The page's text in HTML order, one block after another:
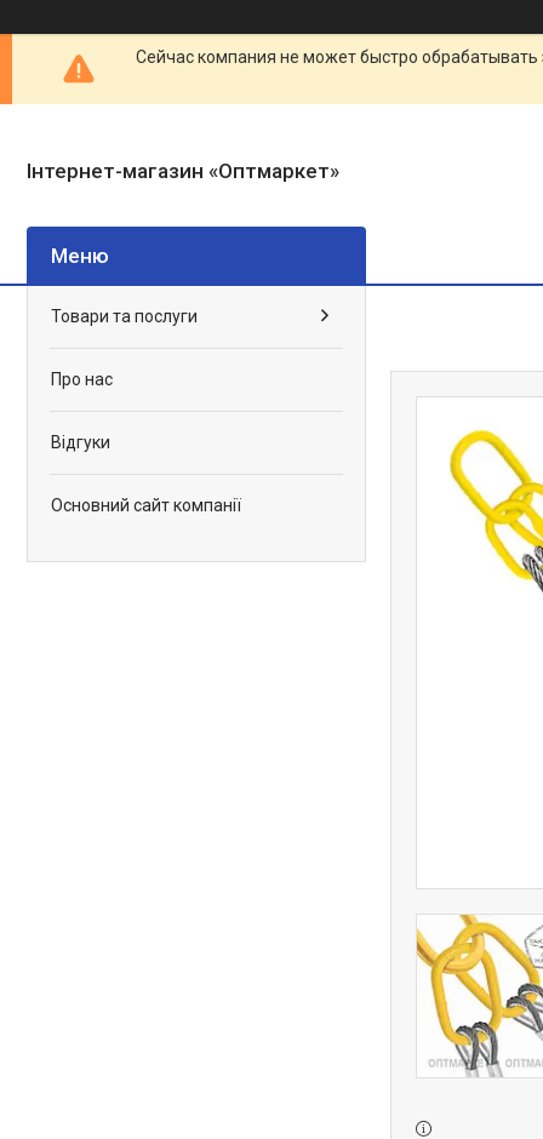
Сейчас компания не может быстро
Інтернет-магазин «Оптмаркет»
Товари та послуги
Про нас
Відгуки
Основний сайт компанії